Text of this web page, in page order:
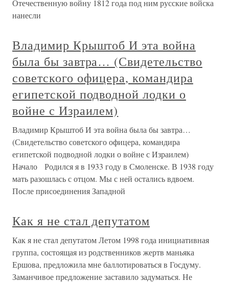
Отечественную войну 1812 года под ним русские войска
нанесли
Владимир Крыштоб И эта война
была бы завтра… (Свидетельство
советского офицера, командира
египетской подводной лодки о
войне с Израилем)
Владимир Крыштоб И эта война была бы завтра…
(Свидетельство советского офицера, командира
египетской подводной лодки о войне с Израилем)
Начало Родился я в 1933 году в Смоленске. В 1938 году
мать разошлась с отцом. Мы с ней остались вдвоем.
После присоединения Западной
Как я не стал депутатом
Как я не стал депутатом Летом 1998 года инициативная
группа, состоящая из родственников жертв маньяка
Ершова, предложила мне баллотироваться в Госдуму.
Заманчивое предложение заставило задуматься. Не